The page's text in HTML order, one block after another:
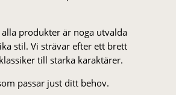
produkter är noga utvalda
stil. Vi strä­var efter ett brett
till starka karaktärer.
passar just ditt behov.